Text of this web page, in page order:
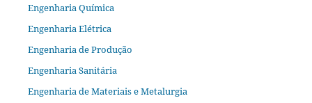
Engenharia Química
Engenharia Elétrica
Engenharia de Produção
Engenharia Sanitária
Engenharia de Materiais e Metalurgia